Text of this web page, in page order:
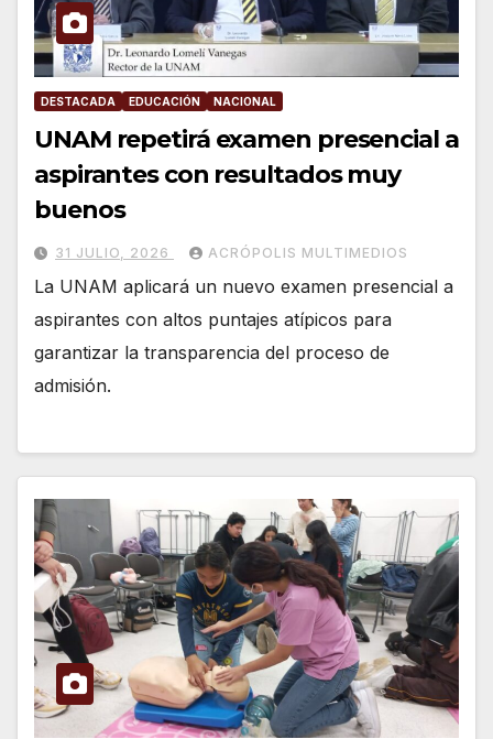
DESTACADA EDUCACIÓN NACIONAL
UNAM repetirá examen presencial a
aspirantes con resultados muy
buenos
31 JULIO, 2026 ACRÓPOLIS MULTIMEDIOS
La UNAM aplicará un nuevo examen presencial a
aspirantes con altos puntajes atípicos para
garantizar la transparencia del proceso de
admisión.